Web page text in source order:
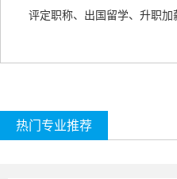
评定职称、出国留学、升职
热门专业推荐